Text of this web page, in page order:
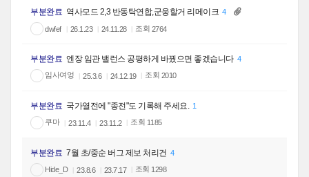
부분완료 역사모드 2,3 반동탁연합,군웅할거 리메이크 4
dwfef 26.1.23 24.11.28 조회 2764
부분완료 엔장 임관 밸런스 공평하게 바꿨으면 좋겠습니다 4
임사여엉
25.3.6 24.12.19 조회 2010
부분완료 국가열전에 "종전"도 기록해 주세요. 1
쿠마
23.11.4 23.11.2 조회 1185
부분완료 7월 초/중순 버그 제보 처리건 4
Hide_D 23.8.6 23.7.17 조회 1298